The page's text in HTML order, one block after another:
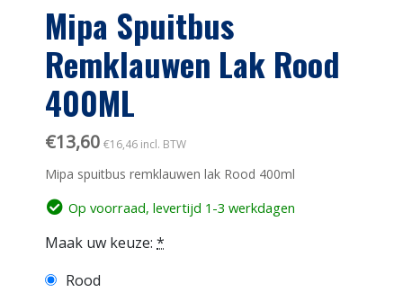
Mipa Spuitbus
Remklauwen Lak Rood
400ML
€13,60 €16,46 incl. BTW
Mipa spuitbus remklauwen lak Rood 400ml
Op voorraad, levertijd 1-3 werkdagen
Maak uw keuze: *
Rood